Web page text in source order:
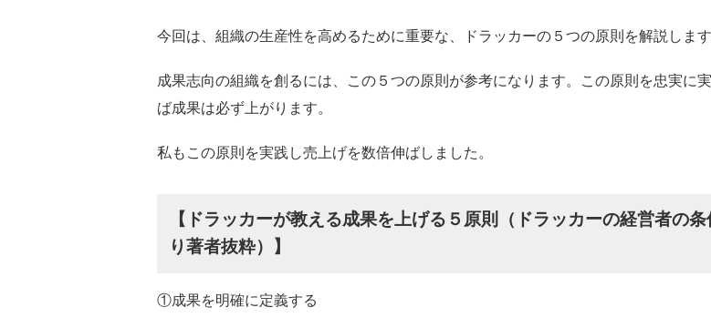
今回は、組織の生産性を高めるために重要な、ドラッカーの５つの原則を解説します
成果志向の組織を創るには、この５つの原則が参考になります。この原則を忠実に
ば成果は必ず上がります。
私もこの原則を実践し売上げを数倍伸ばしました。
【ドラッカーが教える成果を上げる５原則（ドラッカーの経営者の条
り著者抜粋）】
①成果を明確に定義する